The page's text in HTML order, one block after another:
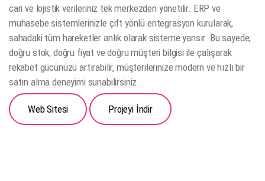
cari ve lojistik verileriniz tek merkezden yönetilir. ERP ve
muhasebe sistemlerinizle çift yönlü entegrasyon kurularak,
sahadaki tüm hareketler anlık olarak sisteme yansır. Bu sayede;
doğru stok, doğru fiyat ve doğru müşteri bilgisi ile çalışarak
rekabet gücünüzü artırabilir, müşterilerinize modern ve hızlı bir
satın alma deneyimi sunabilirsiniz.
Web Sitesi Projeyi İndir